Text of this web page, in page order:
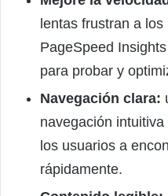
lentas frustran a
PageSpeed
para probar y
Navegación clara:
navegación
los usuarios a
rápidamente.